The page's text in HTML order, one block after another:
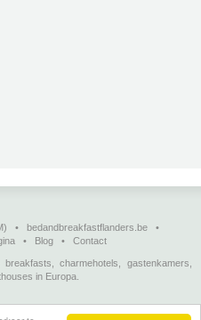
• bedandbreakfastflanders.be •
• Blog • Contact
charmehotels, gastenkamers,
in Europa.
(in het Nederlands)•Chambres